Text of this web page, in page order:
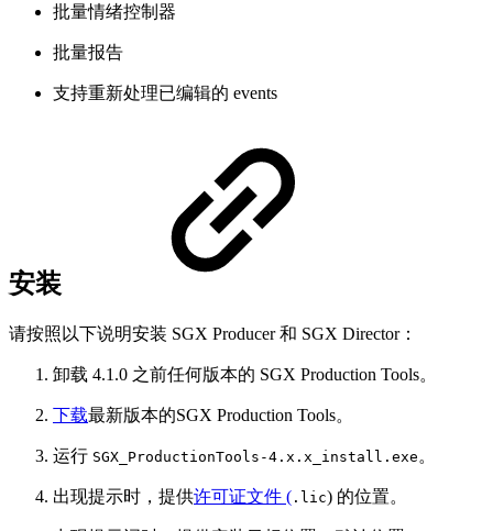
批量情绪控制器
批量报告
支持重新处理已编辑的 events
安装
请按照以下说明安装 SGX Producer 和 SGX Director：
卸载 4.1.0 之前任何版本的 SGX Production Tools。
下载最新版本的SGX Production Tools。
运行 SGX_ProductionTools-4.x.x_install.exe 。
出现提示时，提供许可证文件 ( .lic) 的位置。